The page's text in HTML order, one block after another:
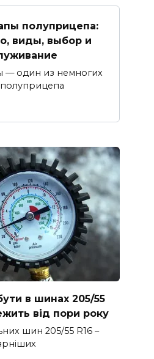
полуприцепа:
виды, выбор и
— один из немногих
в шинах 205/55
від пори року
шин 205/55 R16 –